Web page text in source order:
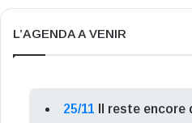
L’AGENDA A VENIR
25/11 Il reste encore